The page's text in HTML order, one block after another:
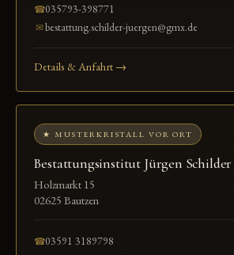
☎035793-398771
✉bestattung.schilder-juergen@gmx.de
Details & Anfahrt →
★ MUSTERKRISTALL VOR ORT
Bestattungsinstitut Jürgen Schilder
Holzmarkt 15
02625 Bautzen
☎03591 3189798